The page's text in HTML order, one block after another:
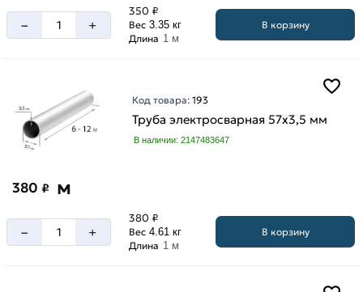
– +
350 ₽
Вес 3.35 кг
Длина 1 м
В корзину
Код товара:193
Труба электросварная 57х3,5 мм
В наличии: 2147483647
380 ₽ м
– +
380 ₽
Вес 4.61 кг
Длина 1 м
В корзину